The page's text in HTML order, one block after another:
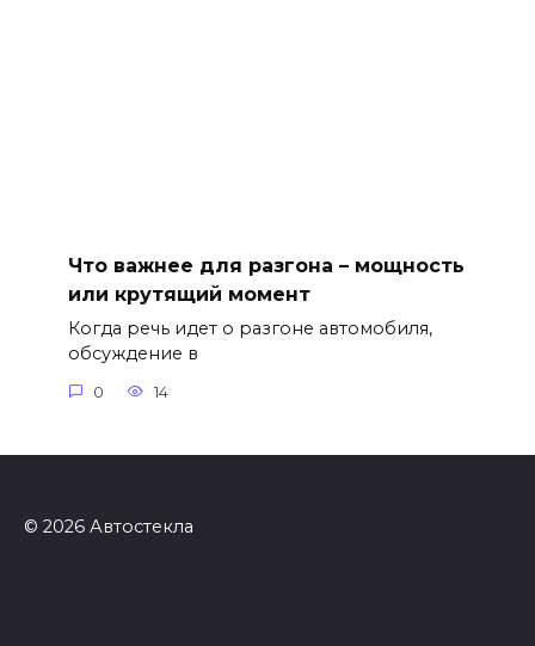
Что важнее для разгона – мощность
или крутящий момент
Когда речь идет о разгоне автомобиля,
обсуждение в
0 14
© 2026 Автостекла